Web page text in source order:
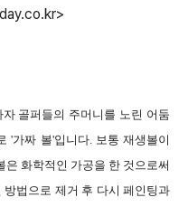
골퍼들의 주머니를 노린 어둠
'가짜 볼'입니다. 보통 재생볼이
화학적인 가공을 한 것으로써
법으로 제거 후 다시 페인팅과